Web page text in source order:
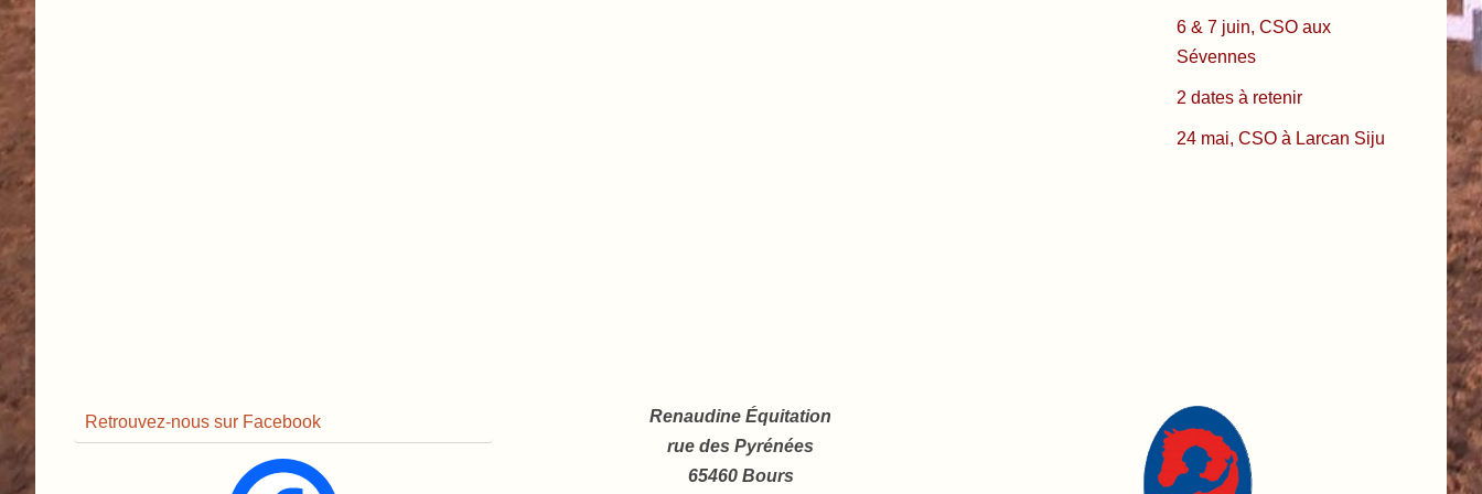
6 & 7 juin, CSO aux
Sévennes
2 dates à retenir
24 mai, CSO à Larcan Siju
Retrouvez-nous sur Facebook
Renaudine Équitation
rue des Pyrénées
65460 Bours